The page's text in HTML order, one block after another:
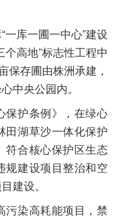
库一圃一中心”建设
高地”标志性工程中
保存圃由株洲承建，
中央公园内。
保护条例》，在绿心
田湖草沙一体化保护
符合核心保护区生态
规建设项目整治和空
建设。
污染高耗能项目，禁